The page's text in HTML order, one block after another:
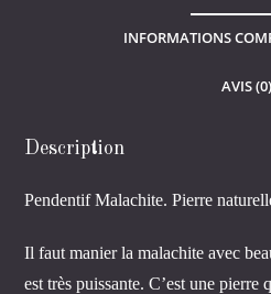
INFORMATIONS
AVIS (0)
Description
Pendentif Malachite. Pierre
Il faut manier la malachite avec
est très puissante. C’est une pierre